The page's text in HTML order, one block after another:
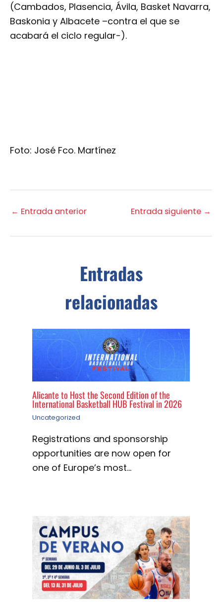
(Cambados, Plasencia, Ávila, Basket Navarra,
Baskonia y Albacete –contra el que se
acabará el ciclo regular-).
Foto: José Fco. Martínez
← Entrada anterior Entrada siguiente →
Entradas
relacionadas
Alicante to Host the Second Edition of the
International Basketball HUB Festival in 2026
Uncategorized
Registrations and sponsorship
opportunities are now open for
one of Europe’s most…